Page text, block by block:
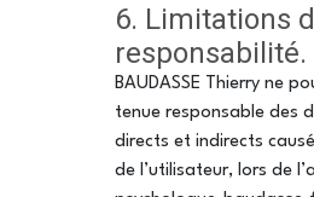
6. Limitations
responsabilité.
BAUDASSE Thierry ne
tenue responsable des
directs et indirects
de l’utilisateur, lors de